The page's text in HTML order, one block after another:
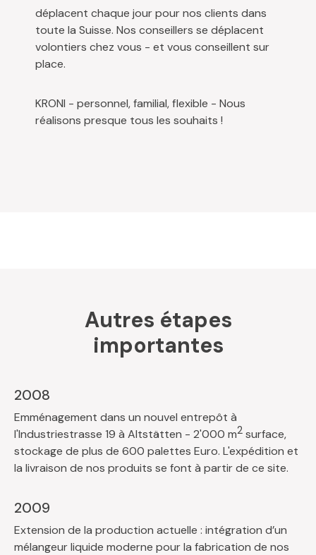
déplacent chaque jour pour nos clients dans
toute la Suisse. Nos conseillers se déplacent
volontiers chez vous - et vous conseillent sur
place.
KRONI - personnel, familial, flexible - Nous
réalisons presque tous les souhaits !
Autres étapes
importantes
2008
Emménagement dans un nouvel entrepôt à
l'Industriestrasse 19 à Altstätten - 2'000 m2 surface,
stockage de plus de 600 palettes Euro. L'expédition et
la livraison de nos produits se font à partir de ce site.
2009
Extension de la production actuelle : intégration d’un
mélangeur liquide moderne pour la fabrication de nos